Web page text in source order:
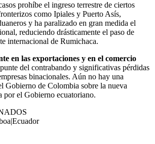
prohíbe el ingreso terrestre de ciertos
como Ipiales y Puerto Asís,
y ha paralizado en gran medida el
reduciendo drásticamente el paso de
internacional de Rumichaca.
en las exportaciones y en el comercio
del contrabando y significativas pérdidas
binacionales. Aún no hay una
Gobierno de Colombia sobre la nueva
por el Gobierno ecuatoriano.
|Ecuador